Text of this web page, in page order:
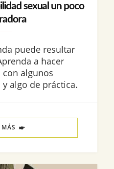
sexual un poco
puede resultar
a hacer
algunos
algo de práctica.